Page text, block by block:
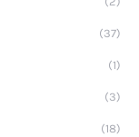
(37)
(1)
(3)
(18)